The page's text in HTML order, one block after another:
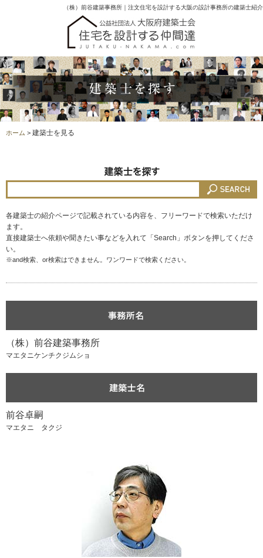
（株）前谷建築事務所｜注文住宅を設計する大阪の設計事務所の建築士紹介
ホーム > 建築士を見る
各建築士の紹介ページで記載されている内容を、フリーワードで検索いただけ
ます。
直接建築士へ依頼や聞きたい事などを入れて「Search」ボタンを押してくださ
い。
※and検索、or検索はできません。ワンワードで検索ください。
（株）前谷建築事務所
マエタニケンチクジムショ
前谷卓嗣
マエタニ タクジ